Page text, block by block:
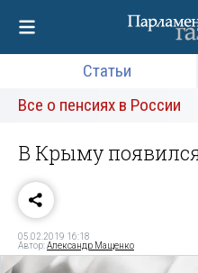
Статьи
Все о пенсиях в России
В Крыму
05.02.2019 16:18
Автор:Александр Мащенко